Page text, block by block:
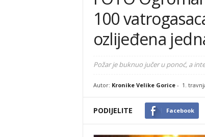
100
ozlijeđena
Požar je buknuo jučer u ponoć, a
Autor: Kronike Velike Gorice- 1.
PODIJELITE Facebook